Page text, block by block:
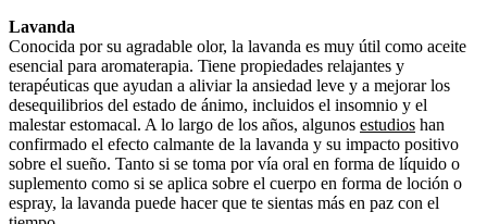
Lavanda
Conocida por su agradable olor, la lavanda es muy útil como aceite
esencial para aromaterapia. Tiene propiedades relajantes y
terapéuticas que ayudan a aliviar la ansiedad leve y a mejorar los
desequilibrios del estado de ánimo, incluidos el insomnio y el
malestar estomacal. A lo largo de los años, algunos estudios han
confirmado el efecto calmante de la lavanda y su impacto positivo
sobre el sueño. Tanto si se toma por vía oral en forma de líquido o
suplemento como si se aplica sobre el cuerpo en forma de loción o
espray, la lavanda puede hacer que te sientas más en paz con el